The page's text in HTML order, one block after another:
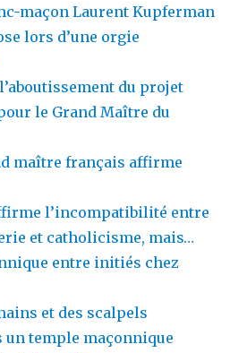
maçon Laurent Kupferman
lors d’une orgie
du projet
le Grand Maître du
maître français affirme
l’incompatibilité entre
et catholicisme, mais…
entre initiés chez
et des scalpels
un temple maçonnique